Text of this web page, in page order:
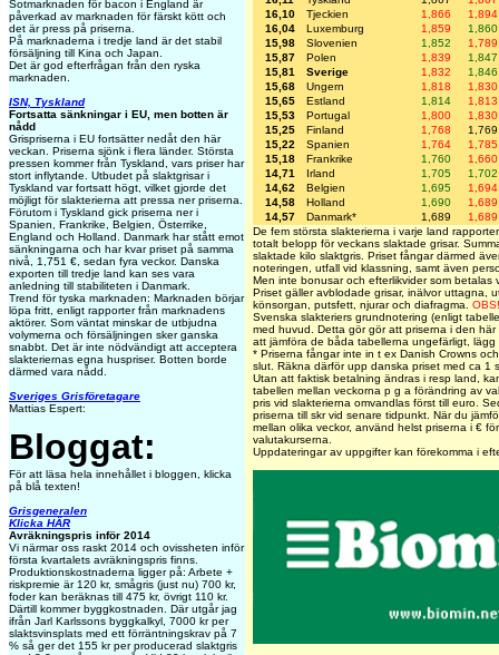
Sotmarknaden för bacon i England är
påverkad av marknaden för färskt kött och
det är press på priserna.
På marknaderna i tredje land är det stabil
försäljning till Kina och Japan.
Det är god efterfrågan från den ryska
marknaden.
ISN, Tyskland
Fortsatta sänkningar i EU, men botten är
nådd
Grispriserna i EU fortsätter nedåt den här
veckan. Priserna sjönk i flera länder. Största
pressen kommer från Tyskland, vars priser har
stort inflytande. Utbudet på slaktgrisar i
Tyskland var fortsatt högt, vilket gjorde det
möjligt för slakterierna att pressa ner priserna.
Förutom i Tyskland gick priserna ner i
Spanien, Frankrike, Belgien, Österrike,
England och Holland. Danmark har stått emot
sänkningarna och har kvar priset på samma
nivå, 1,751 €, sedan fyra veckor. Danska
exporten till tredje land kan ses vara
anledning till stabiliteten i Danmark.
Trend för tyska marknaden: Marknaden börjar
löpa fritt, enligt rapporter från marknadens
aktörer. Som väntat minskar de utbjudna
volymerna och försäljningen sker ganska
snabbt. Det är inte nödvändigt att acceptera
slakteriernas egna huspriser. Botten borde
därmed vara nådd.
Sveriges Grisföretagare
Mattias Espert:
Bloggat:
För att läsa hela innehållet i bloggen, klicka
på blå texten!
Grisgeneralen
Klicka HÄR
Avräkningspris inför 2014
Vi närmar oss raskt 2014 och ovissheten inför
första kvartalets avräkningspris finns.
Produktionskostnaderna ligger på: Arbete +
riskpremie är 120 kr, smågris (just nu) 700 kr,
foder kan beräknas till 475 kr, övrigt 110 kr.
Därtill kommer byggkostnaden. Där utgår jag
ifrån Jarl Karlssons byggkalkyl, 7000 kr per
slaktsvinsplats med ett förräntningskrav på 7
% så ger det 155 kr per producerad slaktgris
16,10
Tjeckien 1,866
1,894
16,04
Luxemburg 1,859
1,860
15,98
Slovenien 1,852
1,789
15,87
Polen 1,839
1,847
15,81
Sverige 1,832
1,846
15,68
Ungern 1,818
1,830
15,65
Estland 1,814
1,813
15,53
Portugal 1,800
1,830
15,25
Finland 1,768
1,769
15,22
Spanien 1,764
1,785
15,18
Frankrike 1,760
1,660
14,71
Irland 1,705
1,702
14,62
Belgien 1,695
1,694
14,58
Holland 1,690
1,689
14,57
Danmark* 1,689
1,689
De fem största slakterierna i varje land
totalt belopp för veckans slaktade grisar.
slaktade kilo slaktgris. Priset fångar därmed
noteringen, utfall vid klassning, samt även
Men inte bonusar och efterlikvider som betalas
Priset gäller avblodade grisar, inälvor uttagna,
könsorgan, putsfett, njurar och diafragma. OBS!
Svenska slakteriers grundnotering (enligt
med huvud. Detta gör gör att priserna i den
att jämföra de båda tabellerna ungefärligt,
* Priserna fångar inte in t ex Danish Crowns
slut. Räkna därför upp danska priset med ca 1
Utan att faktisk betalning ändras i resp land,
tabellen mellan veckorna p g a förändring av
pris vid slakterierna omvandlas först till euro.
priserna till skr vid senare tidpunkt. När du
mellan olika veckor, använd helst priserna i €
valutakurserna.
Uppdateringar av uppgifter kan förekomma i